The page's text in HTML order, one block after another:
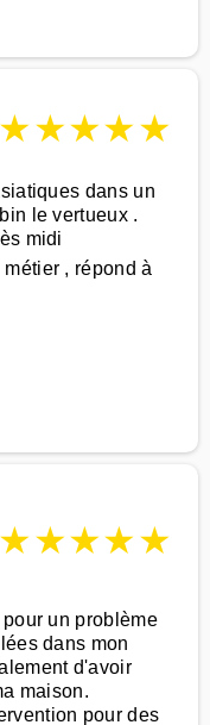
★★★★★
dans un
le vertueux .
midi
, répond à
★★★★★
un problème
dans mon
d'avoir
maison.
pour des